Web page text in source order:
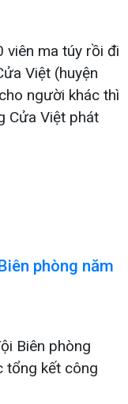
viên ma túy rồi đi
Việt (huyện
người khác thì
Cửa Việt phát
phòng năm
Biên phòng
tổng kết công